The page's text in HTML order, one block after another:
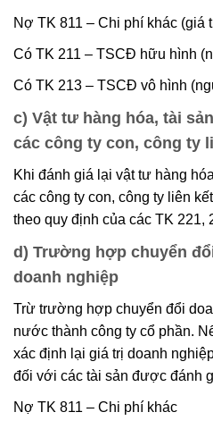
Nợ TK 811 – Chi phí khác (giá
Có TK 211 – TSCĐ hữu hình
Có TK 213 – TSCĐ vô hình
c) Vật tư hàng hóa, tài
các công ty con, công ty
Khi đánh giá lại vật tư hàng
các công ty con, công ty liên
theo quy định của các TK 221,
d) Trường hợp chuyển
doanh nghiệp
Trừ trường hợp chuyển đổi
nước thành công ty cổ phần.
xác định lại giá trị doanh
đối với các tài sản được đánh
Nợ TK 811 – Chi phí khác